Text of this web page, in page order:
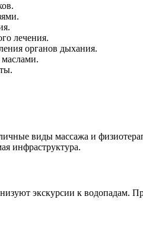
лечения.
органов дыхания.
виды массажа и
инфраструктура.
экскурсии к водопадам.